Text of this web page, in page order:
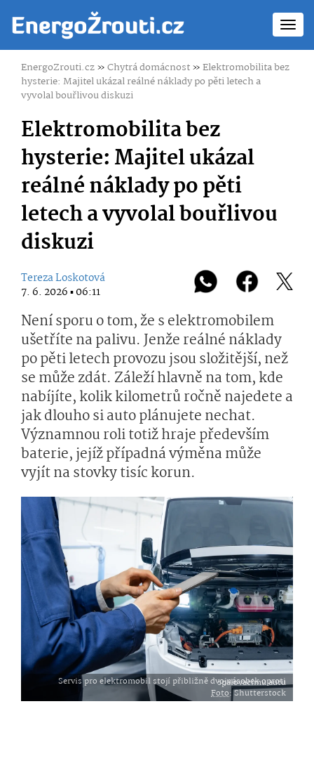
EnergoZrouti.cz»Chytrá domácnost»Elektromobilita bez
hysterie: Majitel ukázal reálné náklady po pěti letech a
vyvolal bouřlivou diskuzi
Elektromobilita bez
hysterie: Majitel ukázal
reálné náklady po pěti
letech a vyvolal bouřlivou
diskuzi
Tereza Loskotová
7. 6. 2026 ▪ 06:11
Není sporu o tom, že s elektromobilem
ušetříte na palivu. Jenže reálné náklady
po pěti letech provozu jsou složitější, než
se může zdát. Záleží hlavně na tom, kde
nabíjíte, kolik kilometrů ročně najedete a
jak dlouho si auto plánujete nechat.
Významnou roli totiž hraje především
baterie, jejíž případná výměna může
vyjít na stovky tisíc korun.
Servis pro elektromobil stojí přibližně dvojnásobek oproti spalovacímu autu
Foto: Shutterstock